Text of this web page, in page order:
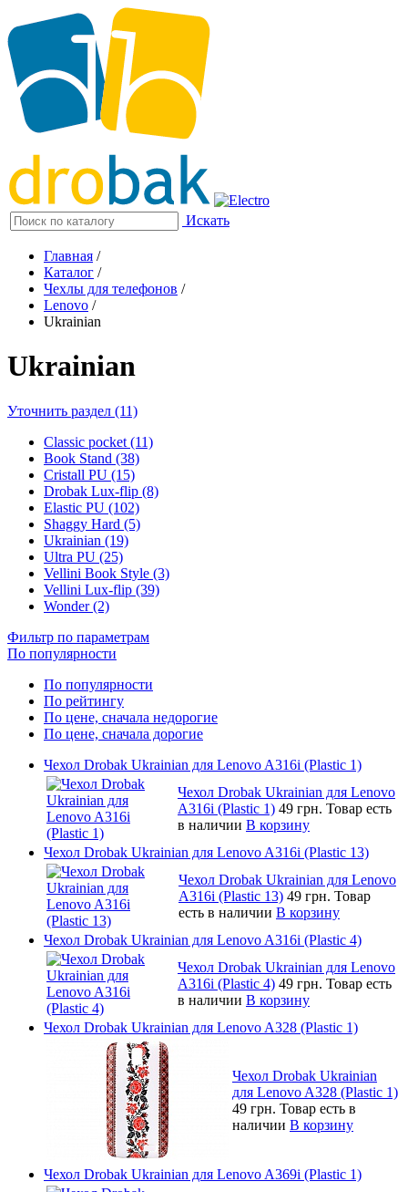
Искать
Главная /
Каталог /
Чехлы для телефонов /
Lenovo /
Ukrainian
Ukrainian
Уточнить раздел (11)
Classic pocket (11)
Book Stand (38)
Cristall PU (15)
Drobak Lux-flip (8)
Elastic PU (102)
Shaggy Hard (5)
Ukrainian (19)
Ultra PU (25)
Vellini Book Style (3)
Vellini Lux-flip (39)
Wonder (2)
Фильтр по параметрам
По популярности
По популярности
По рейтингу
По цене, сначала недорогие
По цене, сначала дорогие
Чехол Drobak Ukrainian для Lenovo A316i (Plastic 1)
Чехол Drobak Ukrainian для Lenovo
A316i (Plastic 1) 49 грн. Товар есть
в наличии В корзину
Чехол Drobak Ukrainian для Lenovo A316i (Plastic 13)
Чехол Drobak Ukrainian для Lenovo
A316i (Plastic 13) 49 грн. Товар
есть в наличии В корзину
Чехол Drobak Ukrainian для Lenovo A316i (Plastic 4)
Чехол Drobak Ukrainian для Lenovo
A316i (Plastic 4) 49 грн. Товар есть
в наличии В корзину
Чехол Drobak Ukrainian для Lenovo A328 (Plastic 1)
Чехол Drobak Ukrainian
для Lenovo A328 (Plastic 1)
49 грн. Товар есть в
наличии В корзину
Чехол Drobak Ukrainian для Lenovo A369i (Plastic 1)